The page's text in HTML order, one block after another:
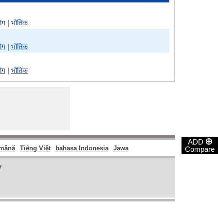
ADD ⊕
Compare
| भौतिक
| भौतिक
| भौतिक
Tiếng Việt bahasa Indonesia Jawa